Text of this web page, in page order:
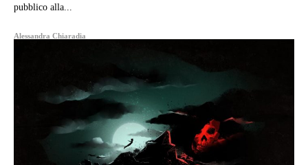
pubblico alla...
Alessandra Chiaradia